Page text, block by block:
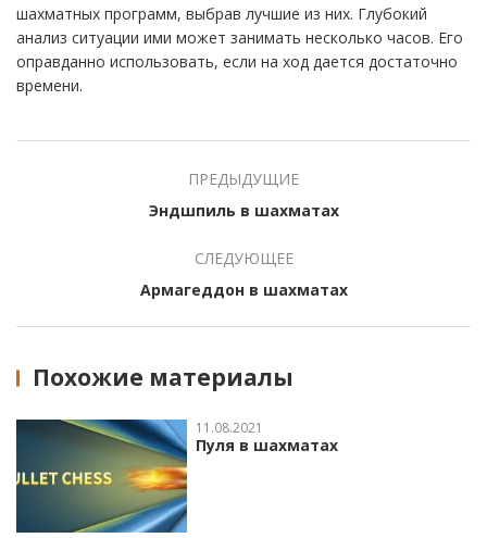
шахматных программ, выбрав лучшие из них. Глубокий
анализ ситуации ими может занимать несколько часов. Его
оправданно использовать, если на ход дается достаточно
времени.
ПРЕДЫДУЩИЕ
Эндшпиль в шахматах
СЛЕДУЮЩЕЕ
Армагеддон в шахматах
Похожие материалы
11.08.2021
Пуля в шахматах